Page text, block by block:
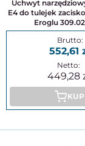
Uchwyt narzędziowy VDI 30 typ
E4 do tulejek
Eroglu
552,61
449,28
KUP